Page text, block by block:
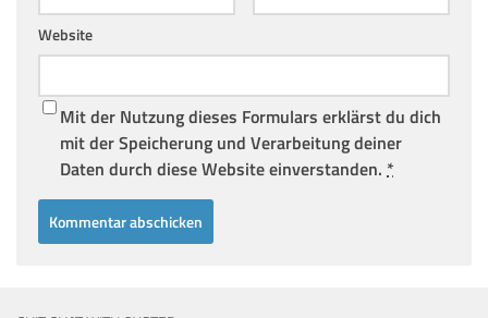
Website
Mit der Nutzung dieses Formulars erklärst du dich
mit der Speicherung und Verarbeitung deiner
Daten durch diese Website einverstanden. *